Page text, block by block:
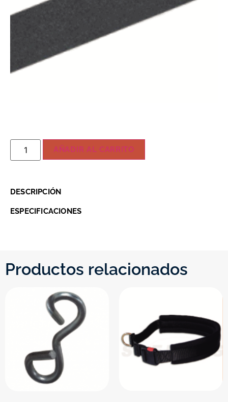
AÑADIR AL CARRITO
DESCRIPCIÓN
ESPECIFICACIONES
Productos relacionados